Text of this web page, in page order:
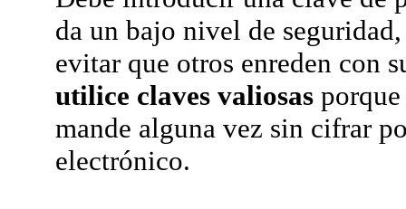
da un bajo nivel de
evitar que otros enreden con
utilice claves valiosas
mande alguna vez sin cifrar
electrónico.